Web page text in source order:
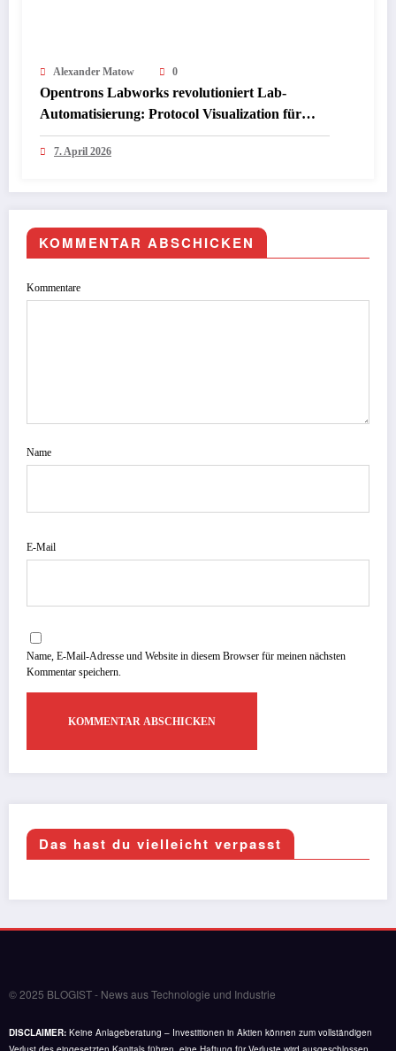
Alexander Matow 0
Opentrons Labworks revolutioniert Lab-
Automatisierung: Protocol Visualization für
Flex-System startet mit App 9.0 im April 2026
7. April 2026
KOMMENTAR ABSCHICKEN
Kommentare
Name
E-Mail
Name, E-Mail-Adresse und Website in diesem Browser für meinen nächsten
Kommentar speichern.
Das hast du vielleicht verpasst
© 2025 BLOGIST - News aus Technologie und Industrie
DISCLAIMER: Keine Anlageberatung – Investitionen in Aktien können zum vollständigen